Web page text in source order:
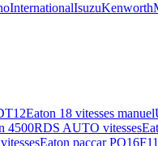
InternationalIsuzuKenworth
Eaton 18 vitesses manuel
4500RDS AUTO vitesses
Eaton paccar